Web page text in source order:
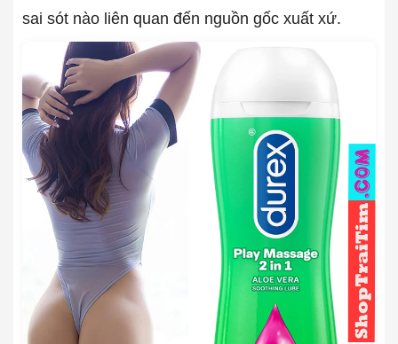
sai sót nào liên quan đến nguồn gốc xuất xứ.